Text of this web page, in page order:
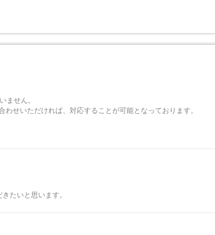
ません。
せいただければ、対応することが可能となっております。
たいと思います。